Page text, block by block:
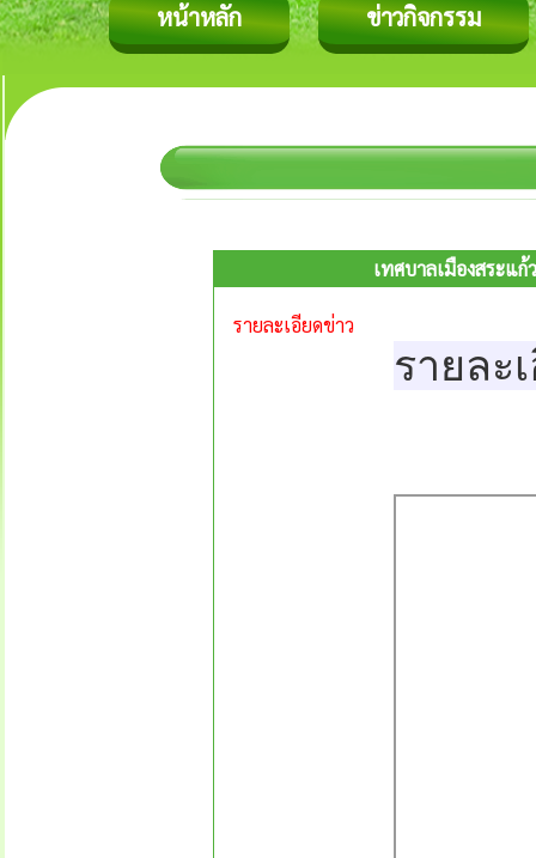
หน้าหลัก ข่าวกิจกรรม
เทศบาลเมืองสระแ
รายละเอียดข่าว
รายละ